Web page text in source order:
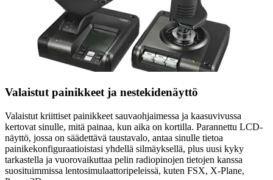
Valaistut painikkeet ja nestekidenäyttö
Valaistut kriittiset painikkeet sauvaohjaimessa ja kaasuvivussa
kertovat sinulle, mitä painaa, kun aika on kortilla. Parannettu LCD-
näyttö, jossa on säädettävä taustavalo, antaa sinulle tietoa
painikekonfiguraatioistasi yhdellä silmäyksellä, plus uusi kyky
tarkastella ja vuorovaikuttaa pelin radiopinojen tietojen kanssa
suosituimmissa lentosimulaattoripeleissä, kuten FSX, X-Plane,